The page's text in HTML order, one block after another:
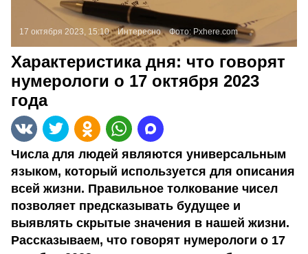
17 октября 2023, 15:10 Интересно Фото: Pxhere.com
Характеристика дня: что говорят
нумерологи о 17 октября 2023
года
Числа для людей являются универсальным
языком, который используется для описания
всей жизни. Правильное толкование чисел
позволяет предсказывать будущее и
выявлять скрытые значения в нашей жизни.
Рассказываем, что говорят нумерологи о 17